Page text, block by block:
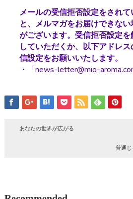
メールの受信拒否設定をされて
と、メルマガをお届けできない
がございます。受信拒否設定を
していただくか、以下アドレス
信設定をお願いいたします。
・「news-letter@mio-
あなたの世界が広がる
普通